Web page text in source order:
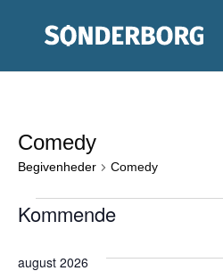
Comedy
Begivenheder Comedy
Begivenheder
Kommende
august 2026